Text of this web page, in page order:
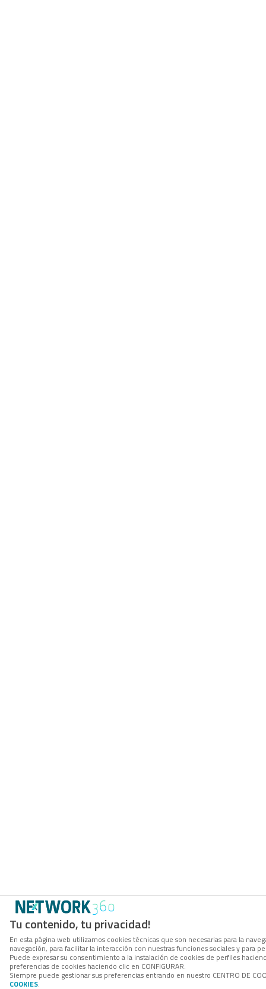
Tu contenido, tu privacidad!
En esta página web utilizamos cookies técnicas que son necesarias para la
navegación, para facilitar la interacción con nuestras funciones sociales y
Puede expresar su consentimiento a la instalación de cookies de perfiles
preferencias de cookies haciendo clic en CONFIGURAR.
Siempre puede gestionar sus preferencias entrando en nuestro CENTRO DE
COOKIES.